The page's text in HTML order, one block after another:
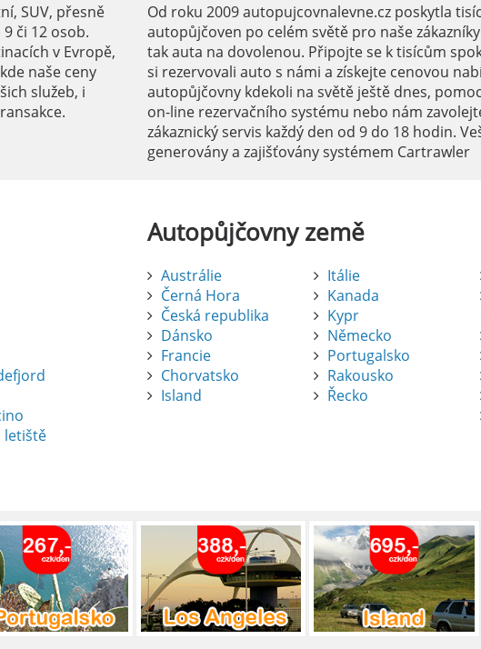
SUV, přesně
či 12 osob.
v Evropě,
naše ceny
služeb, i
Od roku 2009 autopujcovnalevne.cz poskytla
autopůjčoven po celém světě pro naše
tak auta na dovolenou. Připojte se k tisícům
si rezervovali auto s námi a získejte cenovou
autopůjčovny kdekoli na světě ještě dnes,
on-line rezervačního systému nebo nám
zákaznický servis každý den od 9 do 18 hodin.
generovány a zajišťovány systémem Cartrawler
letiště
Autopůjčovnyzemě
Austrálie
Černá Hora
Česká republika
Dánsko
Francie
Chorvatsko
Island
Itálie
Kanada
Kypr
Německo
Portugalsko
Rakousko
Řecko
způsob, jak pohodlně
průvodce
jak prozkoumat ostrov